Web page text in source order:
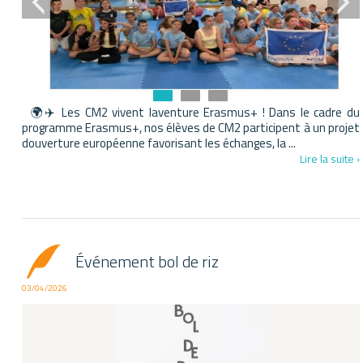
🌍✈️ Les CM2 vivent laventure Erasmus+ ! Dans le cadre du
programme Erasmus+, nos élèves de CM2 participent à un projet
douverture européenne favorisant les échanges, la ...
Lire la suite ›
03/04/2026
Événement bol de riz